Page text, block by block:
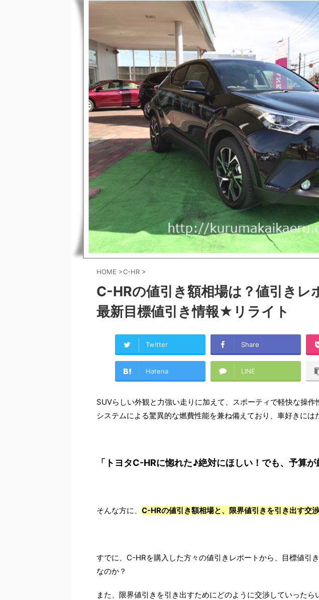
HOME >C-HR >
C-HRの値引き額相場は？値引きレ
最新目標値引き情報★リライト
Twitter Share
Hatena LINE
SUVらしい外観と力強い走りに加えて、スポーティで軽快な操作
システムによる驚異的な燃費性能を兼ね備えており、車好きには
「トヨタC-HRに惚れた♪絶対にほしい！でも、予算が
そんな方に、 C-HRの値引き額相場と、限界値引きを引き出す交
すでに、C-HRを購入した方々の値引きレポートから、目標値引
なのか？
また、限界値引きを引き出すためにどのように交渉していった